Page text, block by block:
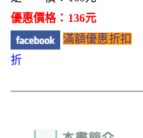
優惠價格：136元
滿額優惠折扣
折